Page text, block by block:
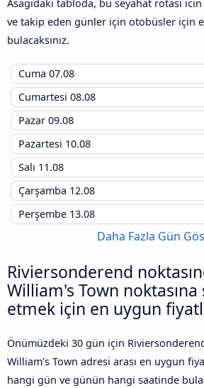
Asagidaki tabloda, bu seyahat rotasi icin
ve takip eden günler için otobüsler için
bulacaksınız.
Cuma 07.08
Cumartesi 08.08
Pazar 09.08
Pazartesi 10.08
Salı 11.08
Çarşamba 12.08
Perşembe 13.08
Daha Fazla Gün
Riviersonderend
William's Town noktasına
etmek için en uygun
Önümüzdeki 30 gün için
William's Town adresi arası en uygun
hangi gün ve günün hangi saatinde